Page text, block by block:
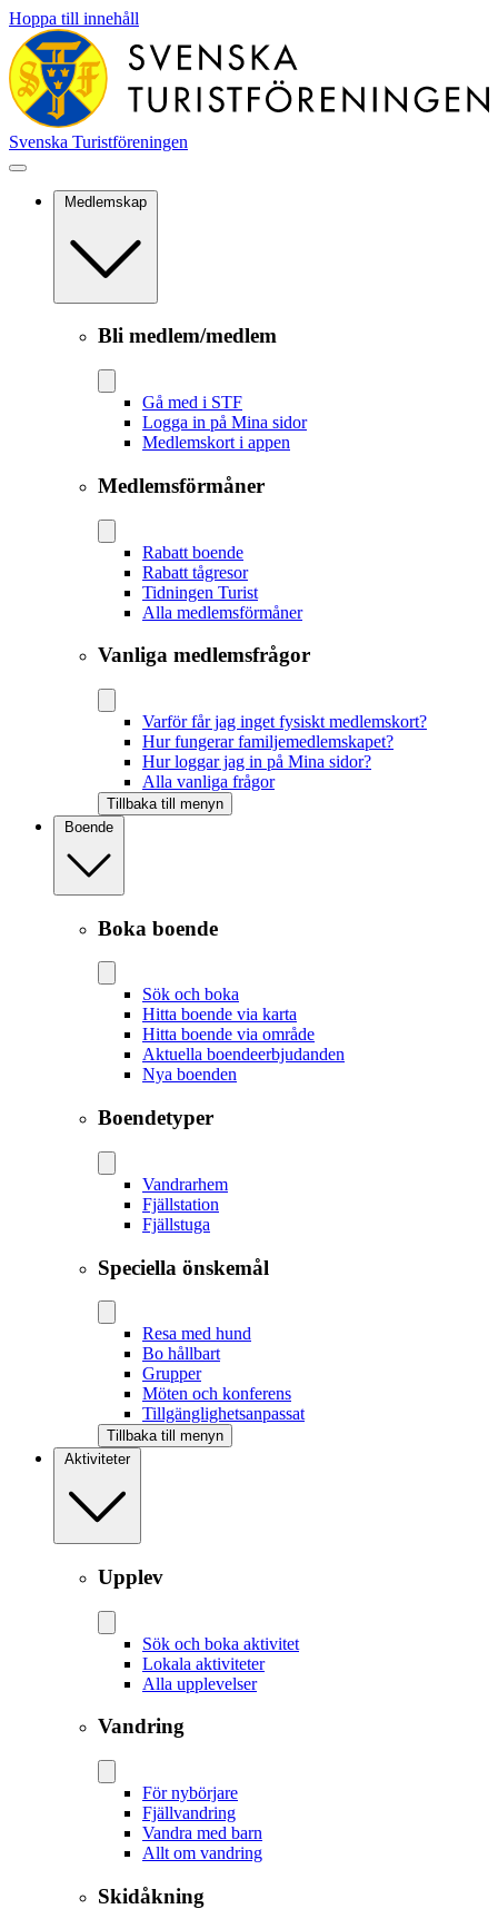
Hoppa till innehåll
Svenska Turistföreningen
Medlemskap
Bli medlem/medlem
Gå med i STF
Logga in på Mina sidor
Medlemskort i appen
Medlemsförmåner
Rabatt boende
Rabatt tågresor
Tidningen Turist
Alla medlemsförmåner
Vanliga medlemsfrågor
Varför får jag inget fysiskt medlemskort?
Hur fungerar familjemedlemskapet?
Hur loggar jag in på Mina sidor?
Alla vanliga frågor
Tillbaka till menyn
Boende
Boka boende
Sök och boka
Hitta boende via karta
Hitta boende via område
Aktuella boendeerbjudanden
Nya boenden
Boendetyper
Vandrarhem
Fjällstation
Fjällstuga
Speciella önskemål
Resa med hund
Bo hållbart
Grupper
Möten och konferens
Tillgänglighetsanpassat
Tillbaka till menyn
Aktiviteter
Upplev
Sök och boka aktivitet
Lokala aktiviteter
Alla upplevelser
Vandring
För nybörjare
Fjällvandring
Vandra med barn
Allt om vandring
Skidåkning